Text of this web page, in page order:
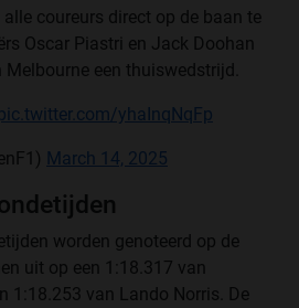
coureurs direct op de baan te
Oscar Piastri en Jack Doohan
Melbourne een thuiswedstrijd.
yhaInqNqFp
March 14, 2025
worden genoteerd op de
uit op een 1:18.317 van
1:18.253 van Lando Norris. De